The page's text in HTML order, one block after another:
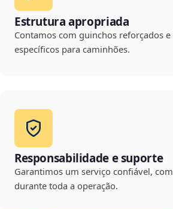
Estrutura apropriada
Contamos com guinchos reforçados
específicos para caminhões.
Responsabilidade e suporte
Garantimos um serviço confiável,
durante toda a operação.